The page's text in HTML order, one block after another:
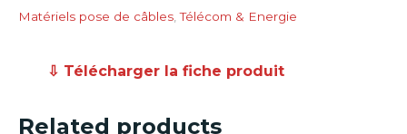
Matériels pose de câbles ,Télécom & Energie
⇩ Télécharger la fiche produit
Related products